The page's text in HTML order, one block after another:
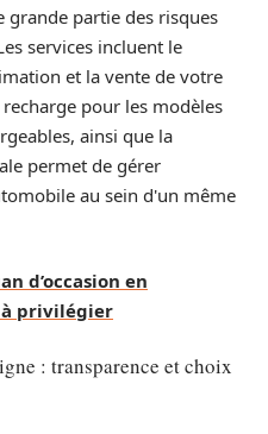
grande partie des risques
services incluent le
et la vente de votre
pour les modèles
ainsi que la
permet de gérer
au sein d'un même
d’occasion en
privilégier
: transparence et choix